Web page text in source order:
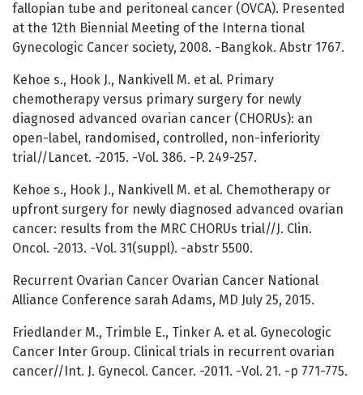
fallopian tube and peritoneal cancer (OVCA). Presented
at the 12th Biennial Meeting of the Interna tional
Gynecologic Cancer society, 2008. -Bangkok. Abstr 1767.
Kehoe s., Hook J., Nankivell M. et al. Primary
chemotherapy versus primary surgery for newly
diagnosed advanced ovarian cancer (CHORUs): an
open-label, randomised, controlled, non-inferiority
trial//Lancet. -2015. -Vol. 386. -P. 249-257.
Kehoe s., Hook J., Nankivell M. et al. Chemotherapy or
upfront surgery for newly diagnosed advanced ovarian
cancer: results from the MRC CHORUs trial//J. Clin.
Oncol. -2013. -Vol. 31(suppl). -abstr 5500.
Recurrent Ovarian Cancer Ovarian Cancer National
Alliance Conference sarah Adams, MD July 25, 2015.
Friedlander M., Trimble E., Tinker A. et al. Gynecologic
Cancer Inter Group. Clinical trials in recurrent ovarian
cancer//Int. J. Gynecol. Cancer. -2011. -Vol. 21. -р 771-775.